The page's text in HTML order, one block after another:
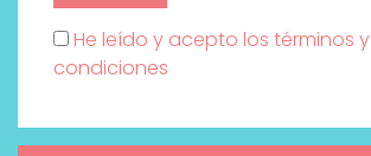
He leído y acepto los términos y
condiciones